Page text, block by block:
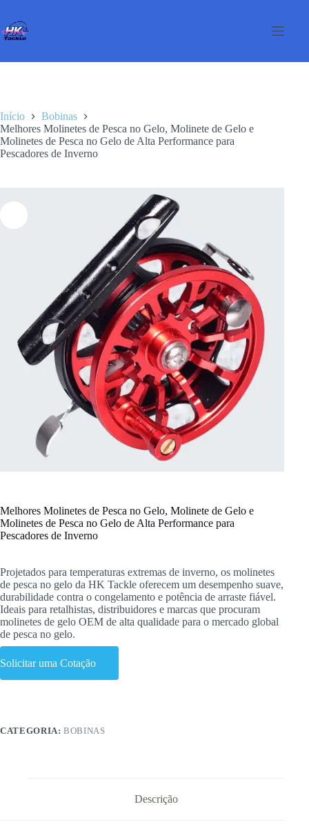
o
conteúdo
Início
Bobinas
Melhores Molinetes de Pesca no Gelo, Molinete de Gelo e
Molinetes de Pesca no Gelo de Alta Performance para
Pescadores de Inverno
Melhores Molinetes de Pesca no Gelo, Molinete de Gelo e
Molinetes de Pesca no Gelo de Alta Performance para
Pescadores de Inverno
Projetados para temperaturas extremas de inverno, os molinetes
de pesca no gelo da HK Tackle oferecem um desempenho suave,
durabilidade contra o congelamento e potência de arraste fiável.
Ideais para retalhistas, distribuidores e marcas que procuram
molinetes de gelo OEM de alta qualidade para o mercado global
de pesca no gelo.
Solicitar uma Cotação
CATEGORIA:BOBINAS
Descrição